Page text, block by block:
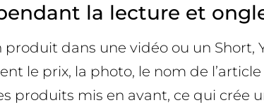
la lecture et
produit dans une vidéo ou un
le prix, la photo, le nom de
produits mis en avant, ce qui crée